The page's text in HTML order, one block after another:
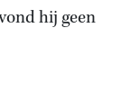
hij geen